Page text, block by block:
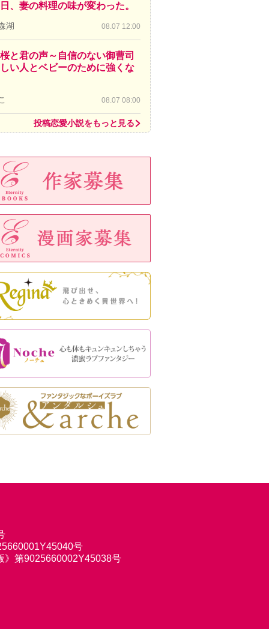
、妻の料理の味が変わった。
湖 08.07 12:00
と君の声～自信のない御曹司
い人とベビーのために強くな
08.07 08:00
投稿恋愛小説をもっと見る
号
第9025660002Y45038号